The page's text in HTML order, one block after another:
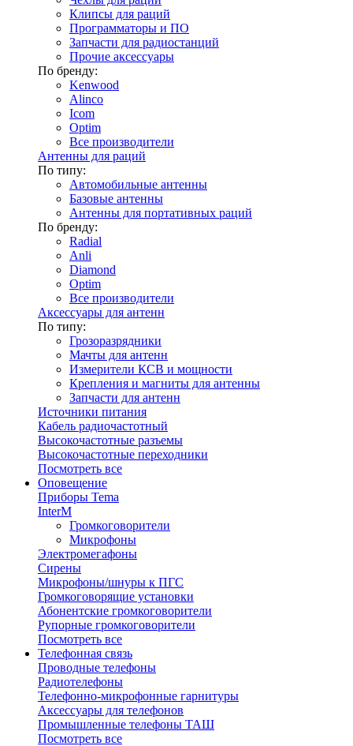
Клипсы для раций
Программаторы и ПО
Запчасти для радиостанций
Прочие аксессуары
По бренду:
Kenwood
Alinco
Icom
Optim
Все производители
Антенны для раций
По типу:
Автомобильные антенны
Базовые антенны
Антенны для портативных раций
По бренду:
Radial
Anli
Diamond
Optim
Все производители
Аксессуары для антенн
По типу:
Грозоразрядники
Мачты для антенн
Измерители КСВ и мощности
Крепления и магниты для антенны
Запчасти для антенн
Источники питания
Кабель радиочастотный
Высокочастотные разъемы
Высокочастотные переходники
Посмотреть все
Оповещение
Приборы Tema
InterM
Громкоговорители
Микрофоны
Электромегафоны
Сирены
Микрофоны/шнуры к ПГС
Громкоговорящие установки
Абонентские громкоговорители
Рупорные громкоговорители
Посмотреть все
Телефонная связь
Проводные телефоны
Радиотелефоны
Телефонно-микрофонные гарнитуры
Аксессуары для телефонов
Промышленные телефоны ТАШ
Посмотреть все